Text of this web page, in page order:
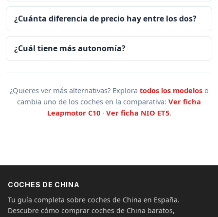
¿Cuánta diferencia de precio hay entre los dos?
¿Cuál tiene más autonomía?
¿Quieres ver más alternativas? Explora todos los modeloso
cambia uno de los coches en la comparativa: Ver ficha
Leapmotor C10· Ver ficha NIO ET5.
COCHES DE CHINA
Tu guía completa sobre coches de China en España.
Descubre cómo comprar coches de China baratos,